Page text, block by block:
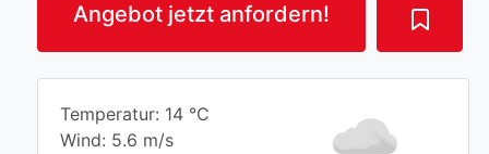
Angebot jetzt anfordern!
Temperatur: 14 °C
Wind: 5.6 m/s